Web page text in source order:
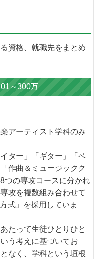
資格、就職先をまとめ
～300万
アーティスト学科のみ
ター」「ギター」「ベ
作曲＆ミュージックク
つの専攻コースに分かれ
攻を複数組み合わせて
式」を採用していま
たって生徒ひとりひと
う考えに基づいてお
なく、学科という垣根